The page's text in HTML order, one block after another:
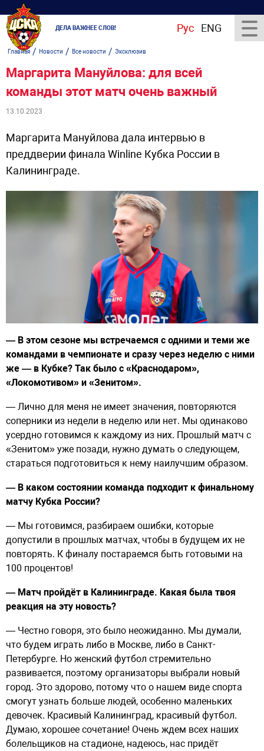
ДЕЛА ВАЖНЕЕ СЛОВ! Рус ENG
Главная/ Новости / Все новости / Эксклюзив
Маргарита Мануйлова: для всей
команды этот матч очень важный
13.10.2023
Маргарита Мануйлова дала интервью в
преддверии финала Winline Кубка России в
Калининграде.
— В этом сезоне мы встречаемся с одними и теми же
командами в чемпионате и сразу через неделю с ними
же — в Кубке? Так было с «Краснодаром»,
«Локомотивом» и «Зенитом».
— Лично для меня не имеет значения, повторяются
соперники из недели в неделю или нет. Мы одинаково
усердно готовимся к каждому из них. Прошлый матч с
«Зенитом» уже позади, нужно думать о следующем,
стараться подготовиться к нему наилучшим образом.
— В каком состоянии команда подходит к финальному
матчу Кубка России?
— Мы готовимся, разбираем ошибки, которые
допустили в прошлых матчах, чтобы в будущем их не
повторять. К финалу постараемся быть готовыми на
100 процентов!
— Матч пройдёт в Калининграде. Какая была твоя
реакция на эту новость?
— Честно говоря, это было неожиданно. Мы думали,
что будем играть либо в Москве, либо в Санкт-
Петербурге. Но женский футбол стремительно
развивается, поэтому организаторы выбрали новый
город. Это здорово, потому что о нашем виде спорта
смогут узнать больше людей, особенно маленьких
девочек. Красивый Калининград, красивый футбол.
Думаю, хорошее сочетание! Очень ждем всех наших
болельщиков на стадионе, надеюсь, нас придёт